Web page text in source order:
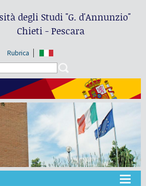
degli Studi"G. d'Annunzio"
Chieti - Pescara
Rubrica